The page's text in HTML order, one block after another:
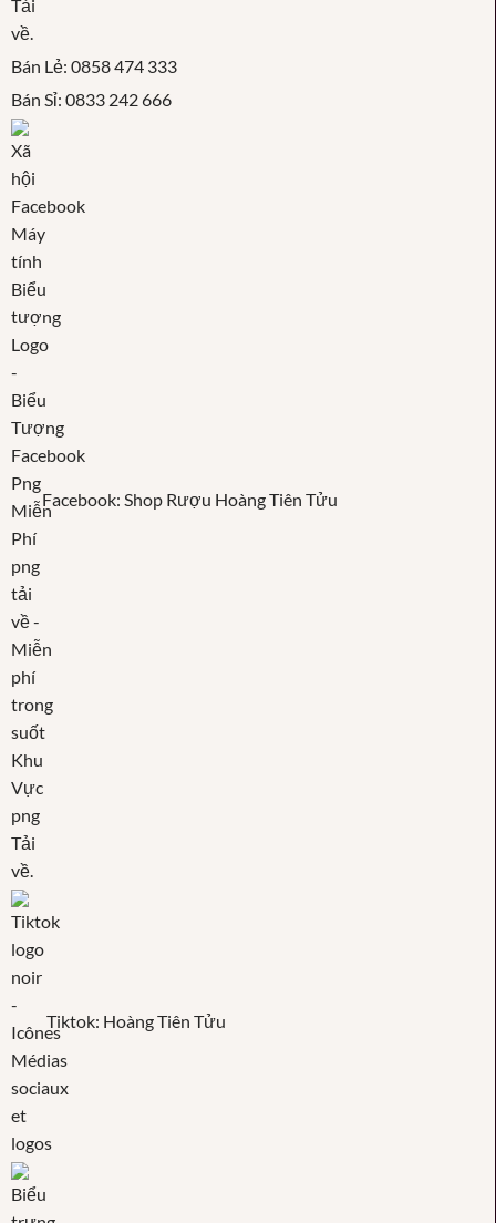
Bán Lẻ: 0858 474 333
Bán Sỉ: 0833 242 666
Facebook: Shop Rượu Hoàng Tiên Tửu
Tiktok: Hoàng Tiên Tửu